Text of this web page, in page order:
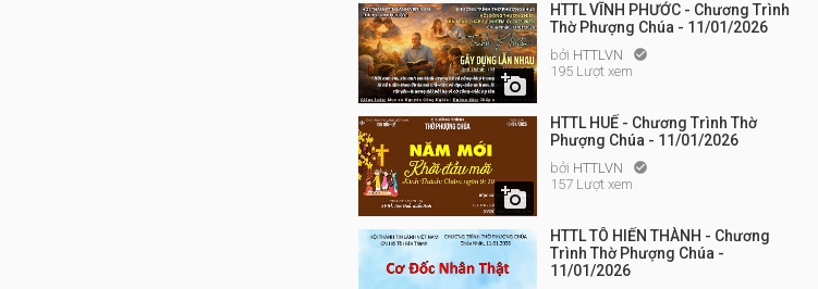

HTTL VĨNH PHƯỚC - Chương Trình
Thờ Phượng Chúa - 11/01/2026
bởi HTTLVN 
195 Lượt xem

HTTL HUẾ - Chương Trình Thờ
Phượng Chúa - 11/01/2026
bởi HTTLVN 
157 Lượt xem
HTTL TÔ HIẾN THÀNH - Chương
Trình Thờ Phượng Chúa -
11/01/2026